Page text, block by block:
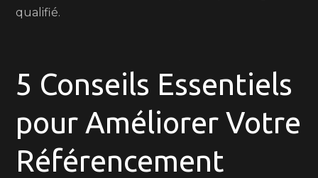
qualifié.
5 Conseils Essentiels
pour Améliorer Votre
Référencement